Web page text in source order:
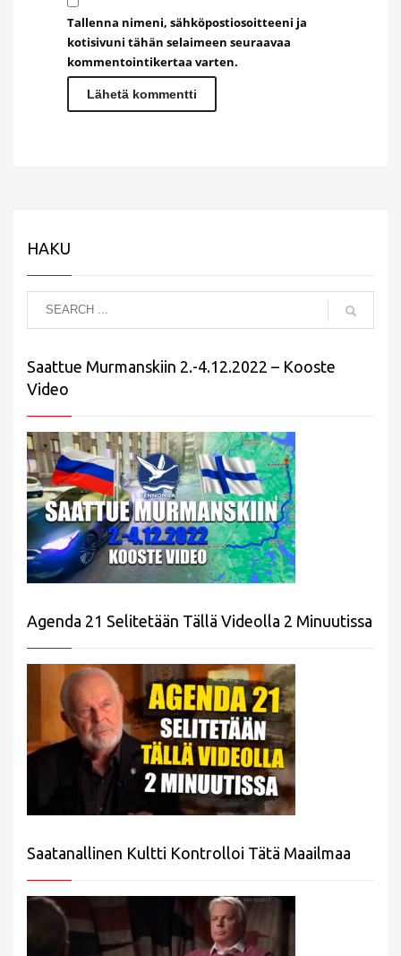
Tallenna nimeni, sähköpostiosoitteeni ja
kotisivuni tähän selaimeen seuraavaa
kommentointikertaa varten.
HAKU
Saattue Murmanskiin 2.-4.12.2022 – Kooste
Video
Agenda 21 Selitetään Tällä Videolla 2 Minuutissa
Saatanallinen Kultti Kontrolloi Tätä Maailmaa